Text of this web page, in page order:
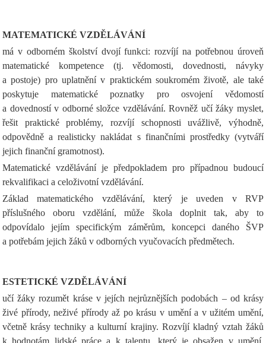
MATEMATICKÉ VZDĚLÁVÁNÍ
má v odborném školství dvojí funkci: rozvíjí na potřebnou úroveň
matematické kompetence (tj. vědomosti, dovednosti, návyky
a postoje) pro uplatnění v praktickém soukromém životě, ale také
poskytuje matematické poznatky pro osvojení vědomostí
a dovedností v odborné složce vzdělávání. Rovněž učí žáky myslet,
řešit praktické problémy, rozvíjí schopnosti uvážlivě, výhodně,
odpovědně a realisticky nakládat s finančními prostředky (vytváří
jejich finanční gramotnost).
Matematické vzdělávání je předpokladem pro případnou budoucí
rekvalifikaci a celoživotní vzdělávání.
Základ matematického vzdělávání, který je uveden v RVP
příslušného oboru vzdělání, může škola doplnit tak, aby to
odpovídalo jejím specifickým záměrům, koncepci daného ŠVP
a potřebám jejich žáků v odborných vyučovacích předmětech.
ESTETICKÉ VZDĚLÁVÁNÍ
učí žáky rozumět kráse v jejích nejrůznějších podobách – od krásy
živé přírody, neživé přírody až po krásu v umění a v užitém umění,
včetně krásy techniky a kulturní krajiny. Rozvíjí kladný vztah žáků
k hodnotám lidské práce a k talentu, který je obsažen v umění.